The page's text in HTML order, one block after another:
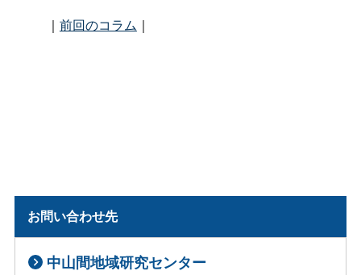
｜ 前回のコラム ｜
お問い合わせ先
中山間地域研究センター